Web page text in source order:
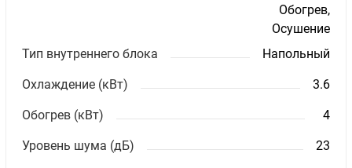
Обогрев,
Осушение
Тип внутреннего блока
Напольный
Охлаждение (кВт) 3.6
Обогрев (кВт) 4
Уровень шума (дБ) 23